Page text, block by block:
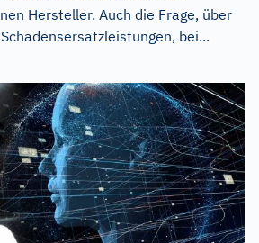
Hersteller. Auch die Frage, über
bei...